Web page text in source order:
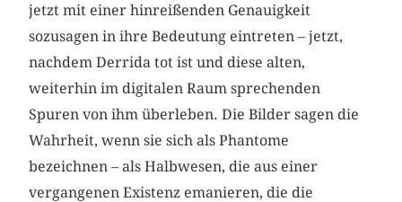
jetzt mit einer hinreißenden Genauigkeit
sozusagen in ihre Bedeutung eintreten – jetzt,
nachdem Derrida tot ist und diese alten,
weiterhin im digitalen Raum sprechenden
Spuren von ihm überleben. Die Bilder sagen die
Wahrheit, wenn sie sich als Phantome
bezeichnen – als Halbwesen, die aus einer
vergangenen Existenz emanieren, die die